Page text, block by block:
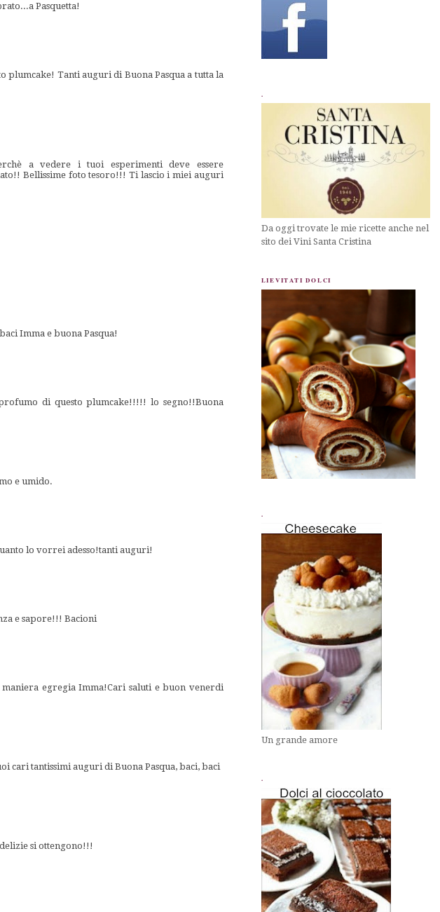
Pasquetta!
plumcake! Tanti auguri di Buona Pasqua a tutta la
a vedere i tuoi esperimenti deve essere
Bellissime foto tesoro!!! Ti lascio i miei auguri
Imma e buona Pasqua!
di questo plumcake!!!!! lo segno!!Buona
e umido.
lo vorrei adesso!tanti auguri!
e sapore!!! Bacioni
egregia Imma!Cari saluti e buon venerdi
cari tantissimi auguri di Buona Pasqua, baci, baci
si ottengono!!!
.
Da oggi trovate le mie ricette anche nel
sito dei Vini Santa Cristina
LIEVITATI DOLCI
.
Un grande amore
.